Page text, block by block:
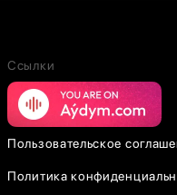
Ссылки
Пользовательское
Политика